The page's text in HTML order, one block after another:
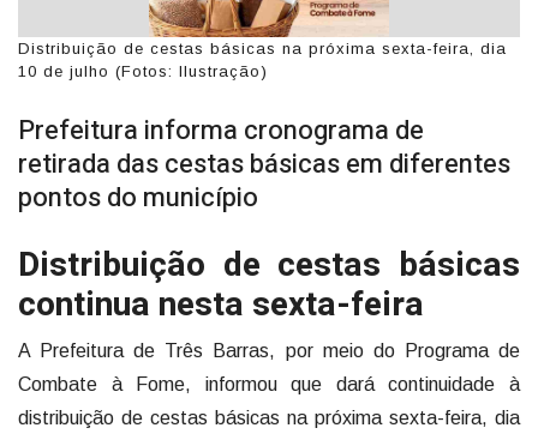
Distribuição de cestas básicas na próxima sexta-feira, dia
10 de julho (Fotos: Ilustração)
Prefeitura informa cronograma de
retirada das cestas básicas em diferentes
pontos do município
Distribuição de cestas básicas
continua nesta sexta-feira
A Prefeitura de Três Barras, por meio do Programa de
Combate à Fome, informou que dará continuidade à
distribuição de cestas básicas na próxima sexta-feira, dia